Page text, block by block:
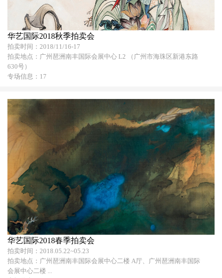
华艺国际2018秋季拍卖会
拍卖时间：2018/11/16-17
拍卖地点：广州琶洲南丰国际会展中心 L2 （广州市海珠区新港东路
630号）
专场信息：17
华艺国际2018春季拍卖会
拍卖时间：2018.05.22~05.23
拍卖地点：广州琶洲南丰国际会展中心二楼 A厅、广州琶洲南丰国际
会展中心二楼 ...